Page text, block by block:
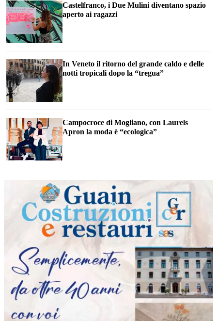
Castelfranco, i Due Mulini diventano spazio
aperto ai ragazzi
In Veneto il ritorno del grande caldo e delle
notti tropicali dopo la “tregua”
Campocroce di Mogliano, con Laurels
Apron la moda è “ecologica”